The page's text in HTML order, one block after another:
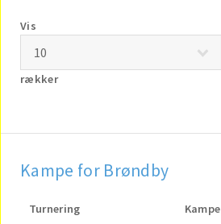
Vis
rækker
Kampe for Brøndby
Turnering Kampe